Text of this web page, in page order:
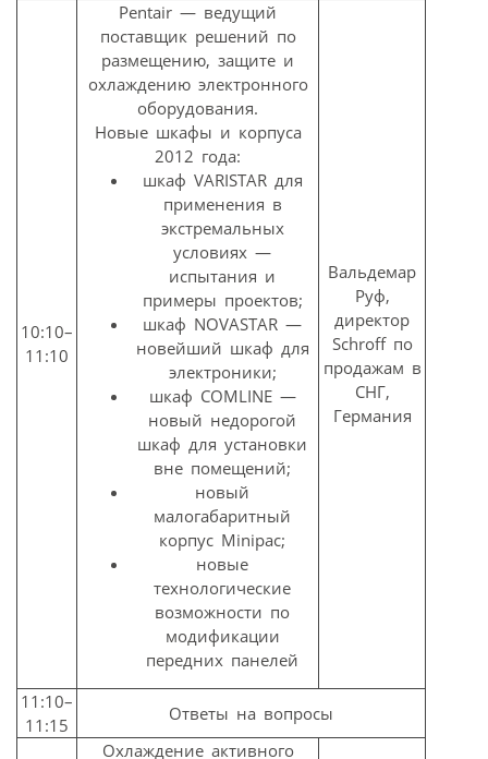
10:10–
11:10
Pentair — ведущий
поставщик решений по
размещению, защите и
охлаждению электронного
оборудования.
Новые шкафы и корпуса
2012 года:
шкаф VARISTAR для
применения в
экстремальных
условиях —
испытания и
примеры проектов;
шкаф NOVASTAR —
новейший шкаф для
электроники;
шкаф COMLINE —
новый недорогой
шкаф для установки
вне помещений;
новый
малогабаритный
корпус Minipac;
новые
технологические
возможности по
модификации
передних панелей
Вальдемар
Руф,
директор
Schroff по
продажам в
СНГ,
Германия
11:10–
11:15
Ответы на вопросы
Охлаждение активного